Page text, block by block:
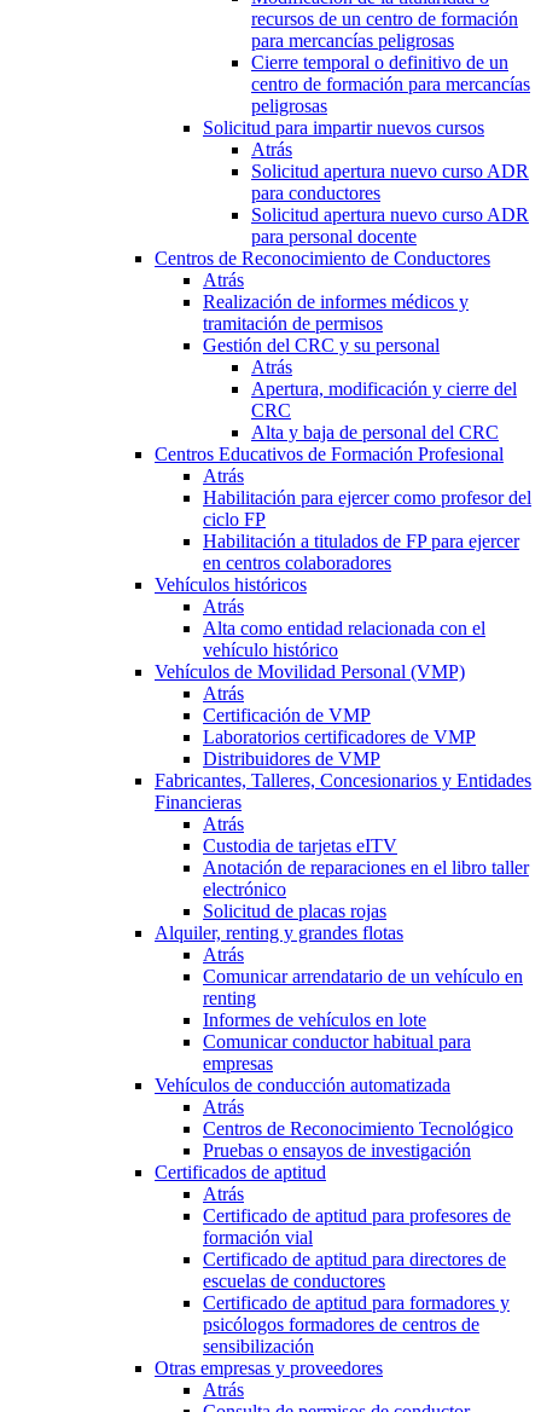
recursos de un centro de formación
para mercancías peligrosas
Cierre temporal o definitivo de un
centro de formación para mercancías
peligrosas
Solicitud para impartir nuevos cursos
Atrás
Solicitud apertura nuevo curso ADR
para conductores
Solicitud apertura nuevo curso ADR
para personal docente
Centros de Reconocimiento de Conductores
Atrás
Realización de informes médicos y
tramitación de permisos
Gestión del CRC y su personal
Atrás
Apertura, modificación y cierre del
CRC
Alta y baja de personal del CRC
Centros Educativos de Formación Profesional
Atrás
Habilitación para ejercer como profesor del
ciclo FP
Habilitación a titulados de FP para ejercer
en centros colaboradores
Vehículos históricos
Atrás
Alta como entidad relacionada con el
vehículo histórico
Vehículos de Movilidad Personal (VMP)
Atrás
Certificación de VMP
Laboratorios certificadores de VMP
Distribuidores de VMP
Fabricantes, Talleres, Concesionarios y Entidades
Financieras
Atrás
Custodia de tarjetas eITV
Anotación de reparaciones en el libro taller
electrónico
Solicitud de placas rojas
Alquiler, renting y grandes flotas
Atrás
Comunicar arrendatario de un vehículo en
renting
Informes de vehículos en lote
Comunicar conductor habitual para
empresas
Vehículos de conducción automatizada
Atrás
Centros de Reconocimiento Tecnológico
Pruebas o ensayos de investigación
Certificados de aptitud
Atrás
Certificado de aptitud para profesores de
formación vial
Certificado de aptitud para directores de
escuelas de conductores
Certificado de aptitud para formadores y
psicólogos formadores de centros de
sensibilización
Otras empresas y proveedores
Atrás